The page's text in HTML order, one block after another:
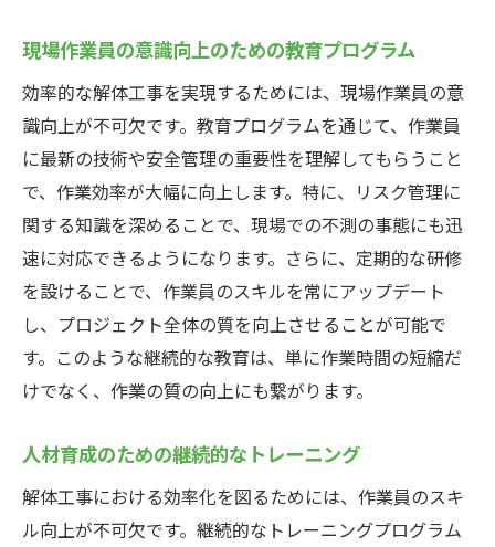
現場作業員の意識向上のための教育プログラム
効率的な解体工事を実現するためには、現場作業員の意
識向上が不可欠です。教育プログラムを通じて、作業員
に最新の技術や安全管理の重要性を理解してもらうこと
で、作業効率が大幅に向上します。特に、リスク管理に
関する知識を深めることで、現場での不測の事態にも迅
速に対応できるようになります。さらに、定期的な研修
を設けることで、作業員のスキルを常にアップデート
し、プロジェクト全体の質を向上させることが可能で
す。このような継続的な教育は、単に作業時間の短縮だ
けでなく、作業の質の向上にも繋がります。
人材育成のための継続的なトレーニング
解体工事における効率化を図るためには、作業員のスキ
ル向上が不可欠です。継続的なトレーニングプログラム